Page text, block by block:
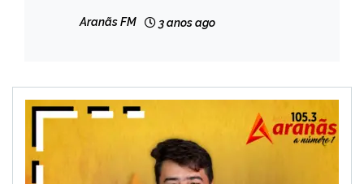
Aranãs FM 3 anos ago